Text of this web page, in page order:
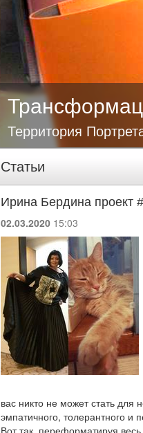
Территория
Статьи
Ирина Бердина проект
02.03.2020 15:03
вас никто не может стать для
эмпатичного, толерантного и
Вот так, переформатируя